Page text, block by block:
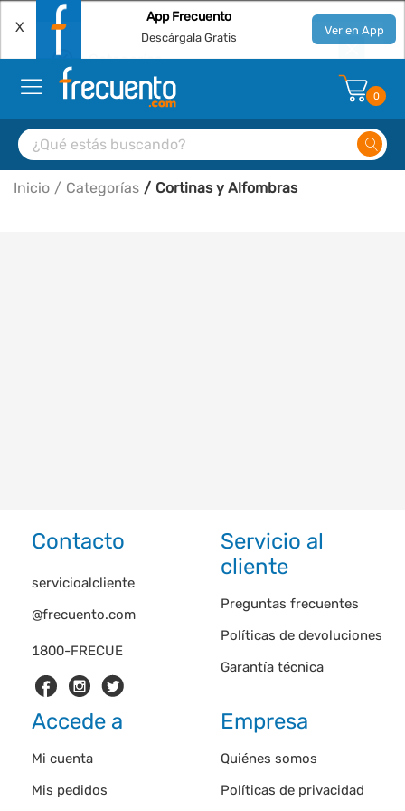
X
App Frecuento
Descárgala Gratis Ver en App
0
Inicio Categorías Cortinas y Alfombras
Contacto
1800-FRECUE
servicioalcliente
@frecuento.com
Servicio al
cliente
Preguntas frecuentes
Políticas de devoluciones
Garantía técnica
Accede a
Mi cuenta
Mis pedidos
Empresa
Quiénes somos
Políticas de privacidad